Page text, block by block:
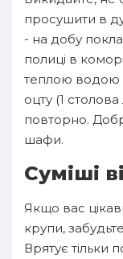
просушити в
- на добу
полиці в
теплою водою
оцту (1
повторно.
шафи.
Суміші
Якщо вас
крупи,
Врятує тільки